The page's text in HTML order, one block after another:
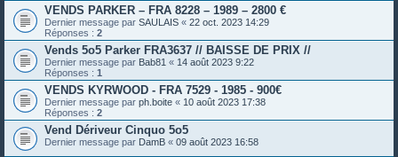
VENDS PARKER – FRA 8228 – 1989 – 2800 €
Dernier message par SAULAIS « 22 oct. 2023 14:29
Réponses : 2
Vends 5o5 Parker FRA3637 // BAISSE DE PRIX //
Dernier message par Bab81 « 14 août 2023 9:22
Réponses : 1
VENDS KYRWOOD - FRA 7529 - 1985 - 900€
Dernier message par ph.boite « 10 août 2023 17:38
Réponses : 2
Vend Dériveur Cinquo 5o5
Dernier message par DamB « 09 août 2023 16:58